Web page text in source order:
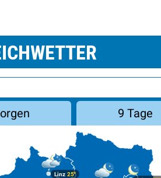
9 Tage
Linz 25°